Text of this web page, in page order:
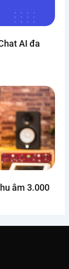
AI đa
âm 3.000